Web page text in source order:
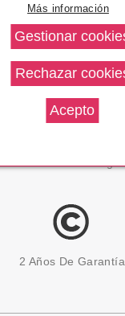
14 Días Devolución
2 Años De Garantía
Más información